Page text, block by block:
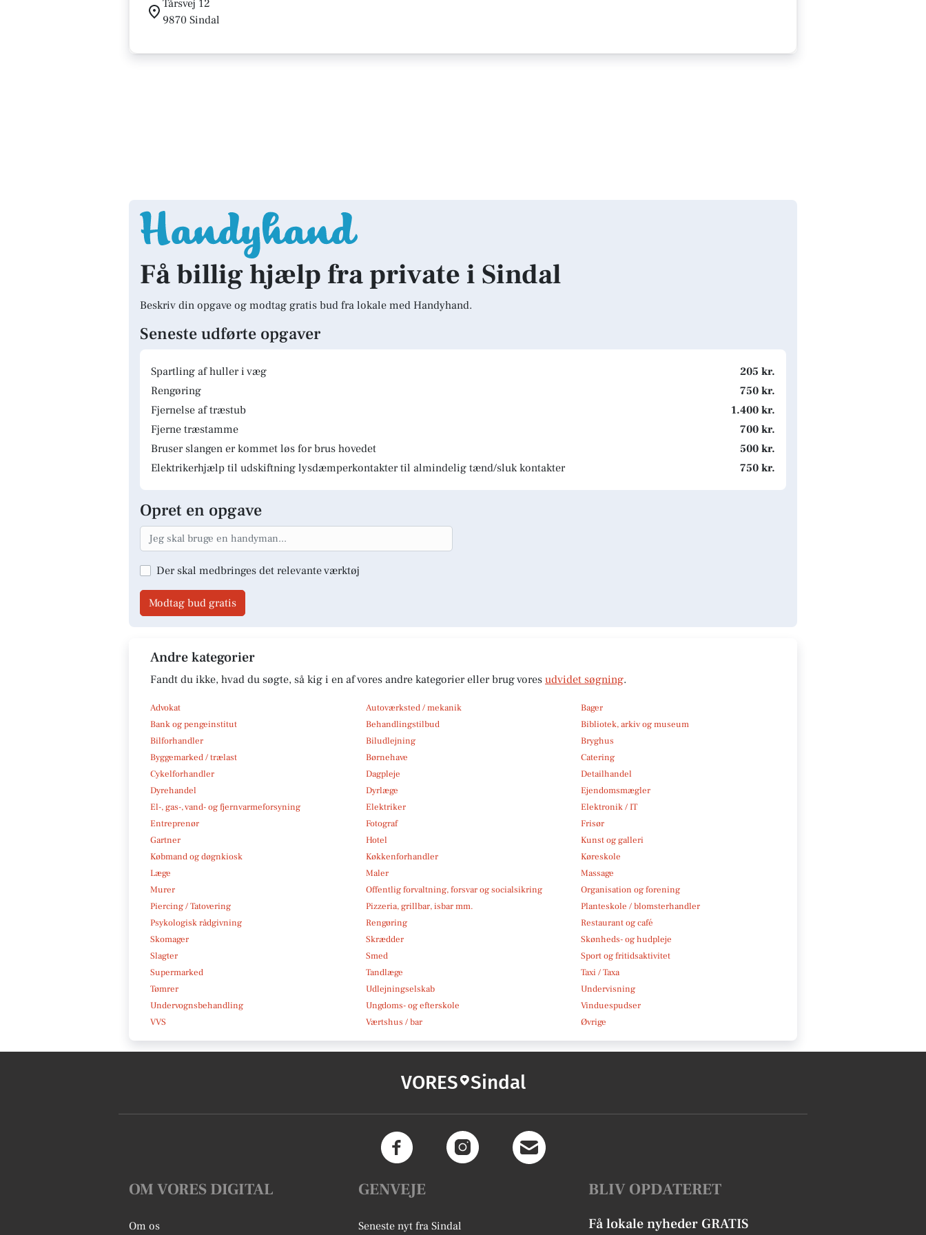
Tårsvej 12
9870 Sindal
Få billig hjælp fra private i Sindal
Beskriv din opgave og modtag gratis bud fra lokale med Handyhand.
Seneste udførte opgaver
Spartling af huller i væg
205 kr.
Rengøring
750 kr.
Fjernelse af træstub
1.400 kr.
Fjerne træstamme
700 kr.
Bruser slangen er kommet løs for brus hovedet
500 kr.
Elektrikerhjælp til udskiftning lysdæmperkontakter til almindelig tænd/sluk kontakter
750 kr.
Opret en opgave
Der skal medbringes det relevante værktøj
Modtag bud gratis
Andre kategorier
Fandt du ikke, hvad du søgte, så kig i en af vores andre kategorier eller brug vores udvidet søgning.
Advokat Autoværksted / mekanik
Bager
Bank og pengeinstitut
Behandlingstilbud
Bibliotek, arkiv og museum
Bilforhandler
Biludlejning
Bryghus
Byggemarked / trælast
Børnehave
Catering
Cykelforhandler
Dagpleje
Detailhandel
Dyrehandel
Dyrlæge
Ejendomsmægler
El-, gas-, vand- og fjernvarmeforsyning
Elektriker
Elektronik / IT
Entreprenør
Fotograf
Frisør
Gartner
Hotel
Kunst og galleri
Købmand og døgnkiosk
Køkkenforhandler
Køreskole
Læge
Maler
Massage
Murer
Offentlig forvaltning, forsvar og socialsikring
Organisation og forening
Piercing / Tatovering
Pizzeria, grillbar, isbar mm.
Planteskole / blomsterhandler
Psykologisk rådgivning
Rengøring
Restaurant og café
Skomager
Skrædder
Skønheds- og hudpleje
Slagter
Smed
Sport og fritidsaktivitet
Supermarked
Tandlæge
Taxi / Taxa
Tømrer
Udlejningselskab
Undervisning
Undervognsbehandling
Ungdoms- og efterskole
Vinduespudser
VVS
Værtshus / bar Øvrige
VORES Sindal
OM VORES DIGITAL
Om os
GENVEJE
Seneste nyt fra Sindal
BLIV OPDATERET
Få lokale nyheder GRATIS